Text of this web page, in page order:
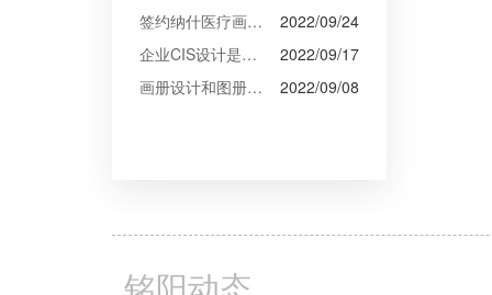
2022/09/24
签约纳什医疗画册设计
2022/09/17
企业CIS设计是企业文化的的体现
2022/09/08
画册设计和图册设计中的产品摄影
铭阳动态